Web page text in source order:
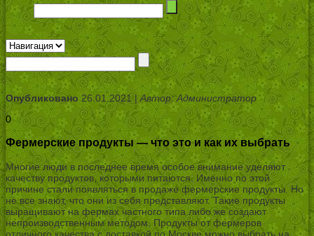
Опубликовано26.01.2021 |Автор: Администратор
0
Фермерские продукты — что это и как их выбрать
Многие люди в последнее время особое внимание уделяют
качеству продуктов, которыми питаются. Именно по этой
причине стали появляться в продаже фермерские продукты. Но
не все знают, что они из себя представляют. Такие продукты
выращивают на фермах частного типа либо же создают
непроизводственным методом. Продукты от фермеров
отличного качества с доставкой по Москве можно выбрать на